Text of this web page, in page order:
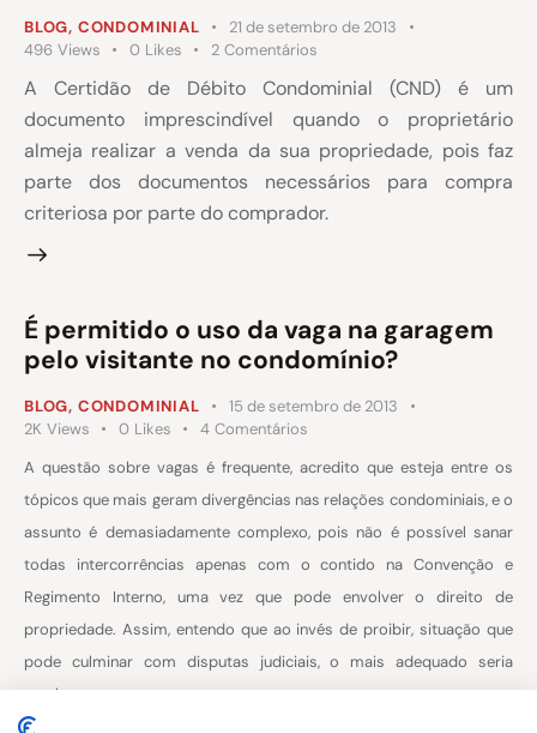
BLOG, CONDOMINIAL
21 de setembro de 2013
496 Views 0 Likes 2 Comentários
A Certidão de Débito Condominial (CND) é um
documento imprescindível quando o proprietário
almeja realizar a venda da sua propriedade, pois faz
parte dos documentos necessários para compra
criteriosa por parte do comprador.
É permitido o uso da vaga na garagem
pelo visitante no condomínio?
BLOG, CONDOMINIAL
15 de setembro de 2013
2K Views 0 Likes 4 Comentários
A questão sobre vagas é frequente, acredito que esteja entre os
tópicos que mais geram divergências nas relações condominiais, e o
assunto é demasiadamente complexo, pois não é possível sanar
todas intercorrências apenas com o contido na Convenção e
Regimento Interno, uma vez que pode envolver o direito de
propriedade. Assim, entendo que ao invés de proibir, situação que
pode culminar com disputas judiciais, o mais adequado seria
regulamentar seu uso.